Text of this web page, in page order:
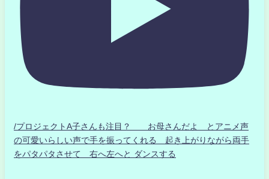
/プロジェクトA子さんも注目？ お母さんだよ とアニメ声
の可愛いらしい声で手を振ってくれる 起き上がりながら両手
をパタパタさせて 右へ左へと ダンスする